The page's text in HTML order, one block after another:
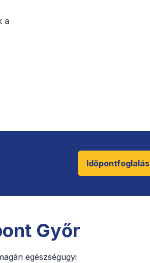
a
Időpontfoglalás
Győr
egészségügyi